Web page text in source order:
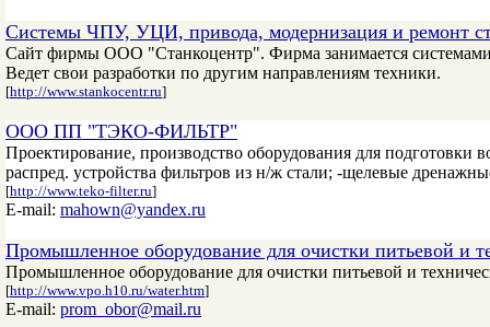
Системы ЧПУ, УЦИ, привода, модернизация и ремонт
Сайт фирмы ООО "Станкоцентр". Фирма занимается
Ведет свои разработки по другим направлениям техники.
[http://www.stankocentr.ru]
ООО ПП "ТЭКО-ФИЛЬТР"
Проектирование, производство оборудования для
распред. устройства фильтров из н/ж стали; -щелевые
[http://www.teko-filter.ru]
E-mail: mahown@yandex.ru
Промышленное оборудование для очистки питьевой и
Промышленное оборудование для очистки питьевой и
[http://www.vpo.h10.ru/water.htm]
E-mail: prom_obor@mail.ru